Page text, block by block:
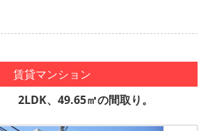
賃貸マンション
2LDK、49.65㎡の間取り。